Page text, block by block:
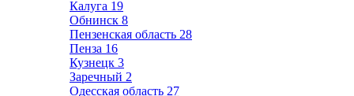
Калуга 19
Обнинск 8
Пензенская область 28
Пенза 16
Кузнецк 3
Заречный 2
Одесская область 27